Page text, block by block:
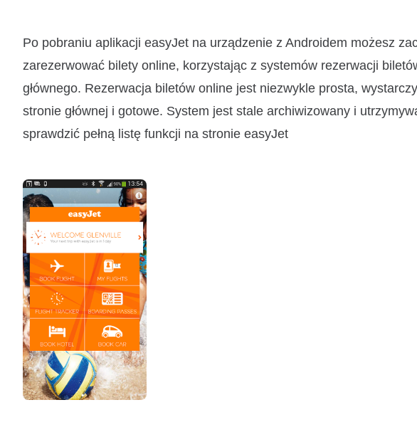
Po pobraniu aplikacji easyJet na urządzenie z Androidem możesz
zarezerwować bilety online, korzystając z systemów rezerwacji
głównego. Rezerwacja biletów online jest niezwykle prosta,
stronie głównej i gotowe. System jest stale archiwizowany i
sprawdzić pełną listę funkcji na stronie easyJet